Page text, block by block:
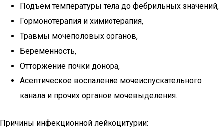
Подъем температуры тела до фебрильных значений,
Гормонотерапия и химиотерапия,
Травмы мочеполовых органов,
Беременность,
Отторжение почки донора,
Асептическое воспаление мочеиспускательного
канала и прочих органов мочевыделения.
Причины инфекционной лейкоцитурии: